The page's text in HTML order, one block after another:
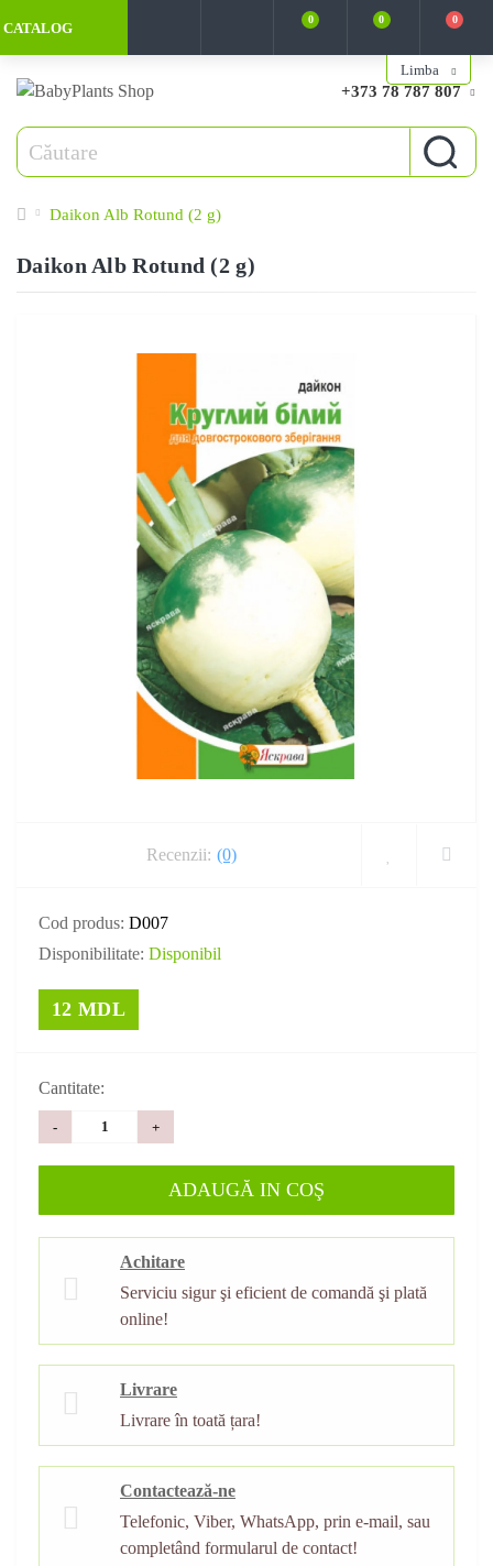
CATALOG
Limba
0 0 0
+373 78 787 807
Daikon Alb Rotund (2 g)
Daikon Alb Rotund (2 g)
Recenzii: (0)
Cod produs: D007
Disponibilitate: Disponibil
12 MDL
Cantitate:
- +
ADAUGĂ IN COŞ
Achitare
Serviciu sigur şi eficient de comandă şi plată
online!
Livrare
Livrare în toată țara!
Contactează-ne
Telefonic, Viber, WhatsApp, prin e-mail, sau
completând formularul de contact!